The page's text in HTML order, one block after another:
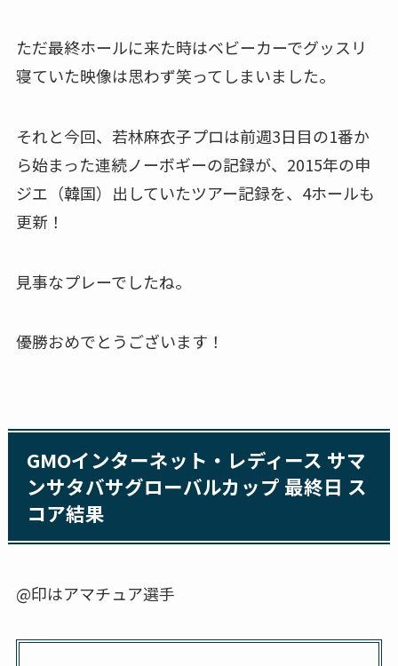
ただ最終ホールに来た時はベビーカーでグッスリ
寝ていた映像は思わず笑ってしまいました。
それと今回、若林麻衣子プロは前週3日目の1番か
ら始まった連続ノーボギーの記録が、2015年の申
ジエ（韓国）出していたツアー記録を、4ホールも
更新！
見事なプレーでしたね。
優勝おめでとうございます！
GMOインターネット・レディース サマ
ンサタバサグローバルカップ 最終日 ス
コア結果
@印はアマチュア選手